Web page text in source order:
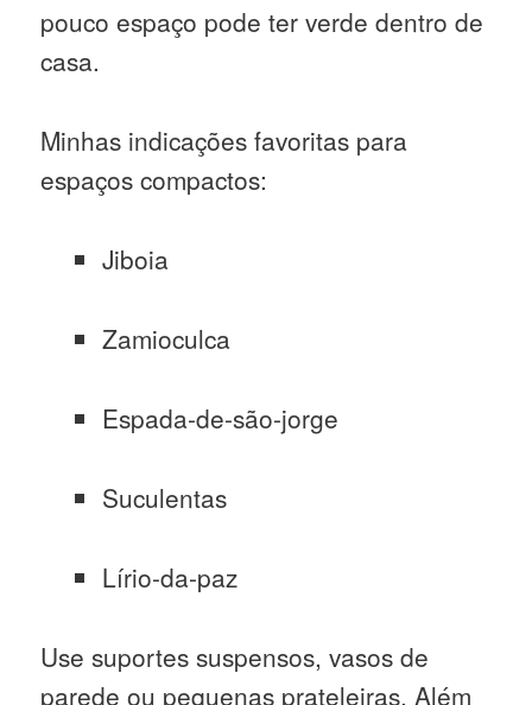
pouco espaço pode ter verde dentro de
casa.
Minhas indicações favoritas para
espaços compactos:
Jiboia
Zamioculca
Espada-de-são-jorge
Suculentas
Lírio-da-paz
Use suportes suspensos, vasos de
parede ou pequenas prateleiras. Além